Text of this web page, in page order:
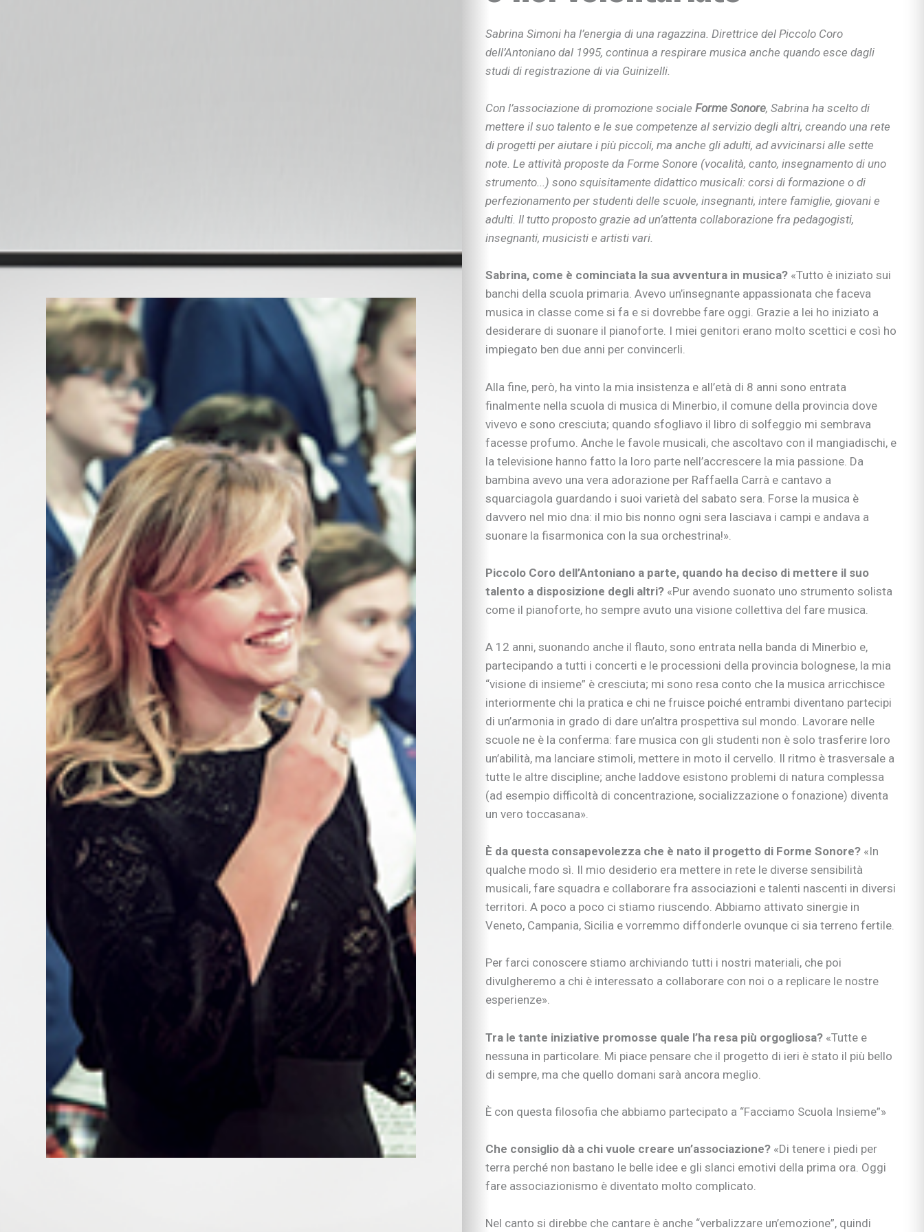
IN EVIDENZA
Figli in crescita
Adolescenza
Figli con bisogni speciali
Neonati e prima infanzia
Sviluppo psicomotorio
Sviluppo cognitivo e apprendimento
Linguaggio
Imparare divertendosi
Scarabocchi e disegni
Consigli di lettura
Vivere la famiglia
Lo spazio d’ascolto
Essere famiglia
Quando arriva un bebè
Rapporto genitori-figli
Nipoti e nonni
Vivere con cani, gatti & co.
Sicurezza dentro e fuori casa
Attività in famiglia
Natale insieme
Tradizioni in cucina
Imparare divertendosi
A “tu per tu” con…
Educare alla vita
Educazione e regole
Educare al digitale
Educazione finanziaria
Autonomia e responsabilità
Gli esperti consigliano…
I consigli degli psicologi
Inserimento nido e scuola
Scelte scolastiche
Metodo di studio
Tecnologia a scuola
Kit didattici per la primaria
Nuove tecnologie
Educazione digitale
Imparare divertendosi
Tecnologia e intrattenimento
Sabrina Simoni ha l’energia di una ragazzina. Direttrice del Piccolo Coro
dell’Antoniano dal 1995, continua a respirare musica anche quando esce dagli
studi di registrazione di via Guinizelli.
Con l’associazione di promozione sociale Forme Sonore, Sabrina ha scelto di
mettere il suo talento e le sue competenze al servizio degli altri, creando una rete
di progetti per aiutare i più piccoli, ma anche gli adulti, ad avvicinarsi alle sette
note. Le attività proposte da Forme Sonore (vocalità, canto, insegnamento di uno
strumento...) sono squisitamente didattico musicali: corsi di formazione o di
perfezionamento per studenti delle scuole, insegnanti, intere famiglie, giovani e
adulti. Il tutto proposto grazie ad un’attenta collaborazione fra pedagogisti,
insegnanti, musicisti e artisti vari.
Sabrina, come è cominciata la sua avventura in musica? «Tutto è iniziato sui
banchi della scuola primaria. Avevo un’insegnante appassionata che faceva
musica in classe come si fa e si dovrebbe fare oggi. Grazie a lei ho iniziato a
desiderare di suonare il pianoforte. I miei genitori erano molto scettici e così ho
impiegato ben due anni per convincerli.
Alla fine, però, ha vinto la mia insistenza e all’età di 8 anni sono entrata
finalmente nella scuola di musica di Minerbio, il comune della provincia dove
vivevo e sono cresciuta; quando sfogliavo il libro di solfeggio mi sembrava
facesse profumo. Anche le favole musicali, che ascoltavo con il mangiadischi, e
la televisione hanno fatto la loro parte nell’accrescere la mia passione. Da
bambina avevo una vera adorazione per Raffaella Carrà e cantavo a
squarciagola guardando i suoi varietà del sabato sera. Forse la musica è
davvero nel mio dna: il mio bis nonno ogni sera lasciava i campi e andava a
suonare la fisarmonica con la sua orchestrina!».
Piccolo Coro dell’Antoniano a parte, quando ha deciso di mettere il suo
talento a disposizione degli altri? «Pur avendo suonato uno strumento solista
come il pianoforte, ho sempre avuto una visione collettiva del fare musica.
A 12 anni, suonando anche il flauto, sono entrata nella banda di Minerbio e,
partecipando a tutti i concerti e le processioni della provincia bolognese, la mia
“visione di insieme” è cresciuta; mi sono resa conto che la musica arricchisce
interiormente chi la pratica e chi ne fruisce poiché entrambi diventano partecipi
di un’armonia in grado di dare un’altra prospettiva sul mondo. Lavorare nelle
scuole ne è la conferma: fare musica con gli studenti non è solo trasferire loro
un’abilità, ma lanciare stimoli, mettere in moto il cervello. Il ritmo è trasversale a
tutte le altre discipline; anche laddove esistono problemi di natura complessa
(ad esempio difficoltà di concentrazione, socializzazione o fonazione) diventa
un vero toccasana».
È da questa consapevolezza che è nato il progetto di Forme Sonore? «In
qualche modo sì. Il mio desiderio era mettere in rete le diverse sensibilità
musicali, fare squadra e collaborare fra associazioni e talenti nascenti in diversi
territori. A poco a poco ci stiamo riuscendo. Abbiamo attivato sinergie in
Veneto, Campania, Sicilia e vorremmo diffonderle ovunque ci sia terreno fertile.
Per farci conoscere stiamo archiviando tutti i nostri materiali, che poi
divulgheremo a chi è interessato a collaborare con noi o a replicare le nostre
esperienze».
Tra le tante iniziative promosse quale l’ha resa più orgogliosa? «Tutte e
nessuna in particolare. Mi piace pensare che il progetto di ieri è stato il più bello
di sempre, ma che quello domani sarà ancora meglio.
È con questa filosofia che abbiamo partecipato a “Facciamo Scuola Insieme”»
Che consiglio dà a chi vuole creare un’associazione? «Di tenere i piedi per
terra perché non bastano le belle idee e gli slanci emotivi della prima ora. Oggi
fare associazionismo è diventato molto complicato.
Nel canto si direbbe che cantare è anche “verbalizzare un’emozione”, quindi